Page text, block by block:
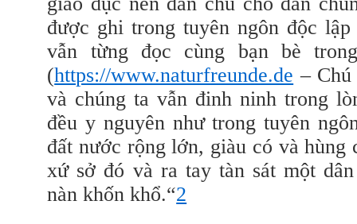
được ghi trong tuyên ngôn độc
vẫn từng đọc cùng bạn bè
(https://www.naturfreunde.de –
và chúng ta vẫn đinh ninh trong
đều y nguyên như trong tuyên
đất nước rộng lớn, giàu có và hùng
xứ sở đó và ra tay tàn sát một
nàn khốn khổ.“2